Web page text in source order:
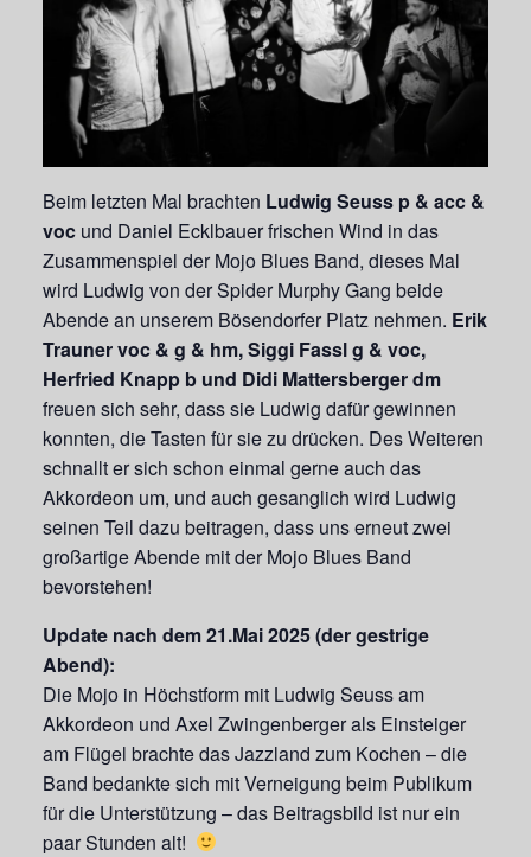
Beim letzten Mal brachten Ludwig Seuss p & acc &
voc und Daniel Ecklbauer frischen Wind in das
Zusammenspiel der Mojo Blues Band, dieses Mal
wird Ludwig von der Spider Murphy Gang beide
Abende an unserem Bösendorfer Platz nehmen. Erik
Trauner voc & g & hm, Siggi Fassl g & voc,
Herfried Knapp b und Didi Mattersberger dm
freuen sich sehr, dass sie Ludwig dafür gewinnen
konnten, die Tasten für sie zu drücken. Des Weiteren
schnallt er sich schon einmal gerne auch das
Akkordeon um, und auch gesanglich wird Ludwig
seinen Teil dazu beitragen, dass uns erneut zwei
großartige Abende mit der Mojo Blues Band
bevorstehen!
Update nach dem 21.Mai 2025 (der gestrige
Abend):
Die Mojo in Höchstform mit Ludwig Seuss am
Akkordeon und Axel Zwingenberger als Einsteiger
am Flügel brachte das Jazzland zum Kochen – die
Band bedankte sich mit Verneigung beim Publikum
für die Unterstützung – das Beitragsbild ist nur ein
paar Stunden alt!